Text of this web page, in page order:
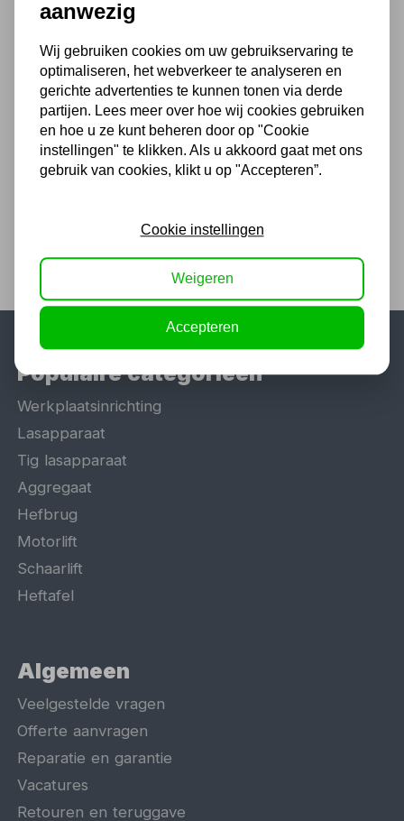
Rotec HSS kernboor SILVER-
LINE 38 x 30mm
65,76
54,35 excl. BTW
Populaire categorieën
Werkplaatsinrichting
Lasapparaat
Tig lasapparaat
Aggregaat
Hefbrug
Motorlift
Schaarlift
Heftafel
Algemeen
Veelgestelde vragen
Offerte aanvragen
Reparatie en garantie
Vacatures
Retouren en teruggave
aanwezig
Wij gebruiken cookies om uw gebruikservaring te
optimaliseren, het webverkeer te analyseren en
gerichte advertenties te kunnen tonen via derde
partijen. Lees meer over hoe wij cookies gebruiken
en hoe u ze kunt beheren door op "Cookie
instellingen" te klikken. Als u akkoord gaat met ons
gebruik van cookies, klikt u op "Accepteren”.
Cookie instellingen
Weigeren
Accepteren